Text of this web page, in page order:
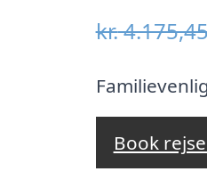
kr.
Book